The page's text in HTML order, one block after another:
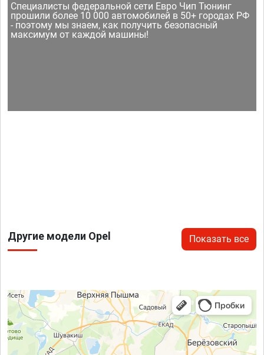
Специалисты федеральной сети Евро Чип Тюнинг
прошили более 10 000 автомобилей в 50+ городах РФ
- поэтому мы знаем, как получить безопасный
максимум от каждой машины!
Другие модели Opel Показать все